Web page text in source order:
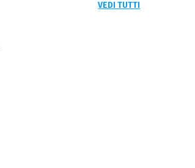
VEDI TUTTI